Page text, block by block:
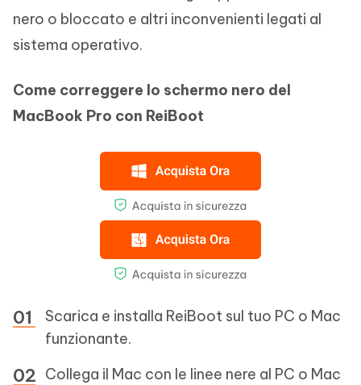
nero o bloccato e altri inconvenienti legati al
sistema operativo.
Come correggere lo schermo nero del
MacBook Pro con ReiBoot
Scarica e installa ReiBoot sul tuo PC o Mac
funzionante.
Collega il Mac con le linee nere al PC o Mac